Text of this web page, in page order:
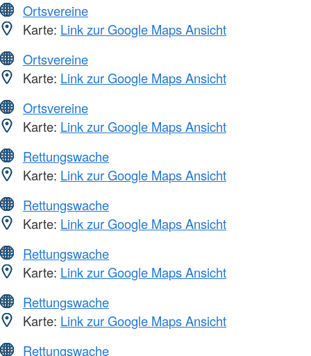
Ortsvereine
Karte: Link zur Google Maps Ansicht
Ortsvereine
Karte: Link zur Google Maps Ansicht
Ortsvereine
Karte: Link zur Google Maps Ansicht
Rettungswache
Karte: Link zur Google Maps Ansicht
Rettungswache
Karte: Link zur Google Maps Ansicht
Rettungswache
Karte: Link zur Google Maps Ansicht
Rettungswache
Karte: Link zur Google Maps Ansicht
Rettungswache